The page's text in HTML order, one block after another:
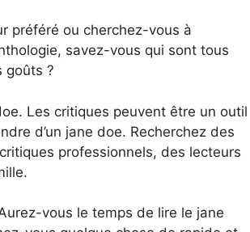
préféré ou cherchez-vous à
savez-vous qui sont tous
goûts ?
Les critiques peuvent être un outil
d’un jane doe. Recherchez des
professionnels, des lecteurs
vous le temps de lire le jane